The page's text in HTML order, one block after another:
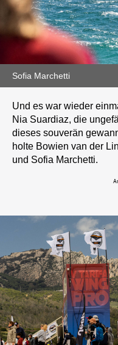
Sofia Marchetti
Und es war wieder
Nia Suardiaz, die
dieses souverän
holte Bowien van der
und Sofia Marchetti.